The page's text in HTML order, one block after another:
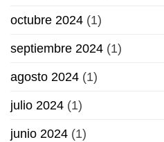
octubre 2024 (1)
septiembre 2024 (1)
agosto 2024 (1)
julio 2024 (1)
junio 2024 (1)